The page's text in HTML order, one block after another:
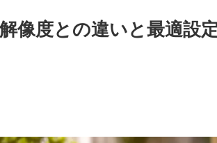
像度との違いと最適設